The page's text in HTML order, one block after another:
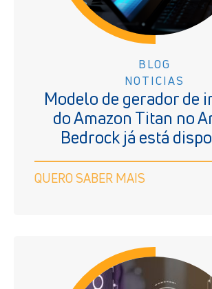
BLOG
NOTICIAS
Modelo de gerador de
do Amazon Titan no
Bedrock já está
QUERO SABER MAIS